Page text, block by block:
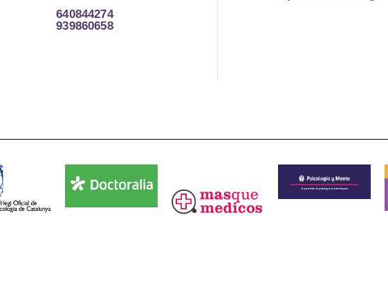
640844274
939860658